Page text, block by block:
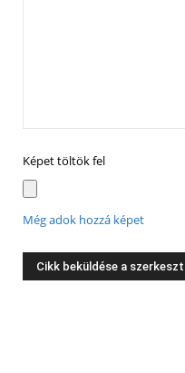
Képet töltök fel
Még adok hozzá képet